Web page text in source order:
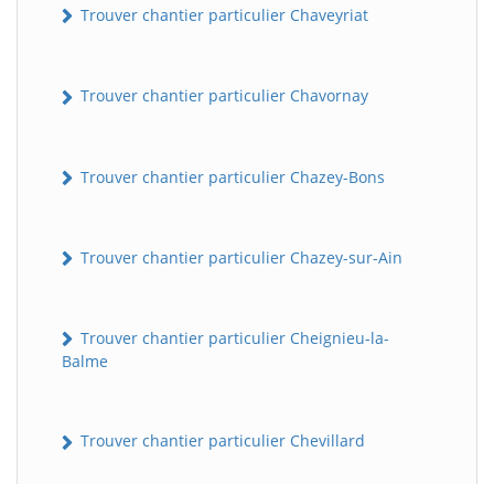
Trouver chantier particulier Chaveyriat
Trouver chantier particulier Chavornay
Trouver chantier particulier Chazey-Bons
Trouver chantier particulier Chazey-sur-Ain
Trouver chantier particulier Cheignieu-la-
Balme
Trouver chantier particulier Chevillard